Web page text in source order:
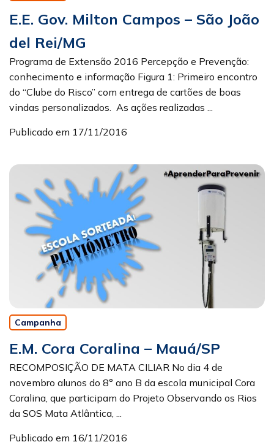
E.E. Gov. Milton Campos – São João
del Rei/MG
Programa de Extensão 2016 Percepção e Prevenção:
conhecimento e informação Figura 1: Primeiro encontro
do “Clube do Risco” com entrega de cartões de boas
vindas personalizados. As ações realizadas ...
Publicado em 17/11/2016
Campanha
E.M. Cora Coralina – Mauá/SP
RECOMPOSIÇÃO DE MATA CILIAR No dia 4 de
novembro alunos do 8° ano B da escola municipal Cora
Coralina, que participam do Projeto Observando os Rios
da SOS Mata Atlântica, ...
Publicado em 16/11/2016